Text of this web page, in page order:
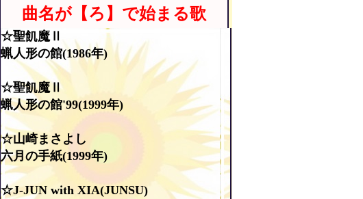
曲名が【ろ】で始まる歌
☆聖飢魔Ⅱ
蝋人形の館(1986年)
☆聖飢魔Ⅱ
蝋人形の館'99(1999年)
☆山崎まさよし
六月の手紙(1999年)
☆J-JUN with XIA(JUNSU)